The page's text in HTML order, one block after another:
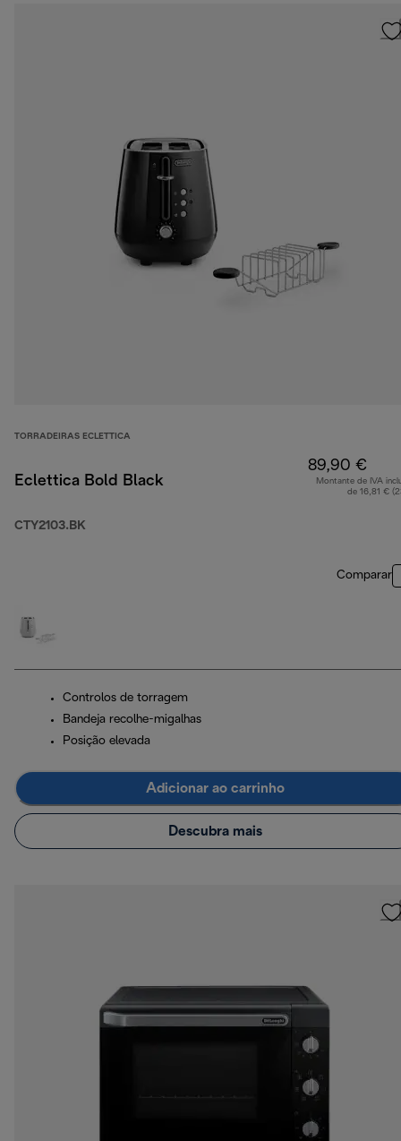
TORRADEIRAS ECLETTICA
Eclettica Bold Black
CTY2103.BK
89,90 €
Montante de IVA
de 16,81 €
Comparar
Controlos de torragem
Bandeja recolhe-migalhas
Posição elevada
Adicionar ao carrinho
Descubra mais